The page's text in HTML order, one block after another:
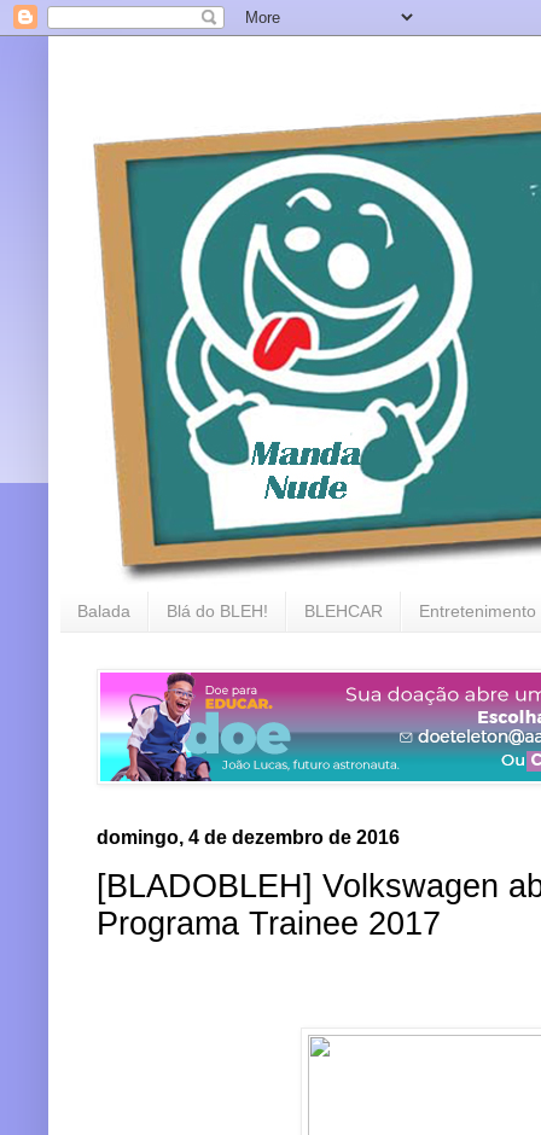
Balada Blá do BLEH! BLEHCAR Entretenimento
domingo, 4 de dezembro de 2016
[BLADOBLEH] Volkswagen
Programa Trainee 2017